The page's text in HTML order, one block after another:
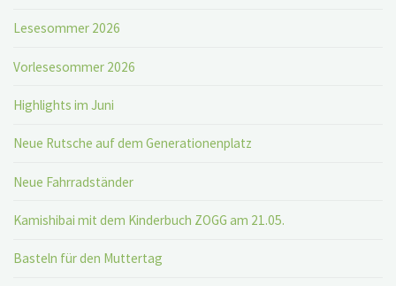
Lesesommer 2026
Vorlesesommer 2026
Highlights im Juni
Neue Rutsche auf dem Generationenplatz
Neue Fahrradständer
Kamishibai mit dem Kinderbuch ZOGG am 21.05.
Basteln für den Muttertag